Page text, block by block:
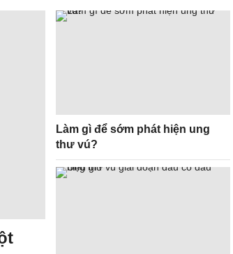
Làm gì để sớm phát hiện ung
thư vú?